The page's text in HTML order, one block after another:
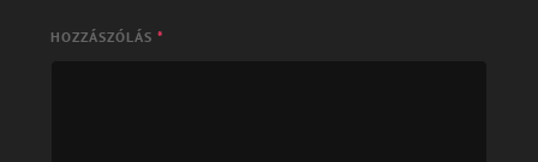
HOZZÁSZÓLÁS *